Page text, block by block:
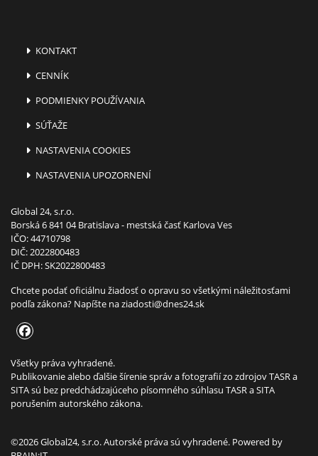
KONTAKT
CENNÍK
PODMIENKY POUŽÍVANIA
SÚŤAŽE
NASTAVENIA COOKIES
NASTAVENIA UPOZORNENÍ
Global 24, s.r.o.
Borská 6 841 04 Bratislava - mestská časť Karlova Ves
IČO: 44710798
DIČ: 2022800483
IČ DPH: SK2022800483
Chcete podať oficiálnu žiadosť o opravu so všetkými náležitosťami
podľa zákona? Napíšte naziadosti@dnes24.sk
Všetky práva vyhradené.
Publikovanie alebo ďalšie šírenie správ a fotografií zo zdrojov TASR a
SITA sú bez predchádzajúceho písomného súhlasu TASR a SITA
porušením autorského zákona.
©2026 Global24, s.r.o. Autorské práva sú vyhradené. Powered by